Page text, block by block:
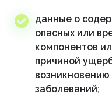
данные о
опасных или
компонентов
причиной
заболеваний;